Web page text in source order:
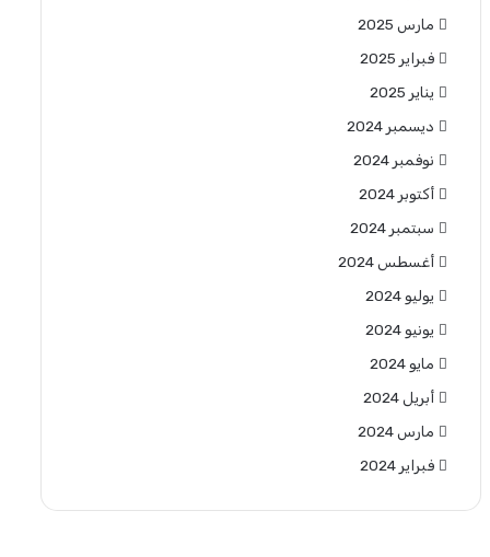
مارس 2025
فبراير 2025
يناير 2025
ديسمبر 2024
نوفمبر 2024
أكتوبر 2024
سبتمبر 2024
أغسطس 2024
يوليو 2024
يونيو 2024
مايو 2024
أبريل 2024
مارس 2024
فبراير 2024